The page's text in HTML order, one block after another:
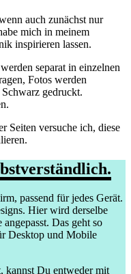
auch zunächst nur
mich in meinem
inspirieren lassen.
separat in einzelnen
Fotos werden
gedruckt.
Seiten versuche ich, diese
passend für jedes Gerät.
Hier wird derselbe
Das geht so
Desktop und Mobile
kannst Du entweder mit